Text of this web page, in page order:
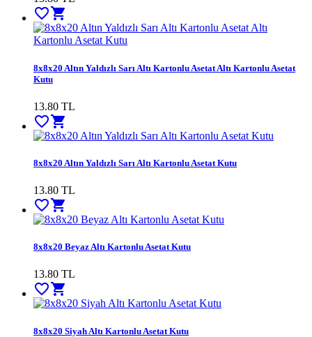
favorite_border shopping_cart
8x8x20 Altın Yaldızlı Sarı Altı Kartonlu Asetat Altı Kartonlu Asetat
Kutu
13.80 TL
favorite_bordershopping_cart
8x8x20 Altın Yaldızlı Sarı Altı Kartonlu Asetat Kutu
13.80 TL
favorite_bordershopping_cart
8x8x20 Beyaz Altı Kartonlu Asetat Kutu
13.80 TL
favorite_border shopping_cart
8x8x20 Siyah Altı Kartonlu Asetat Kutu